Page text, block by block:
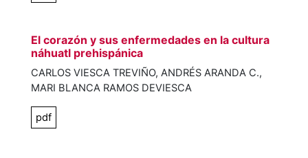
El corazón y sus enfermedades en la cultura
náhuatl prehispánica
CARLOS VIESCA TREVIÑO, ANDRÉS ARANDA C.,
MARI BLANCA RAMOS DEVIESCA
pdf